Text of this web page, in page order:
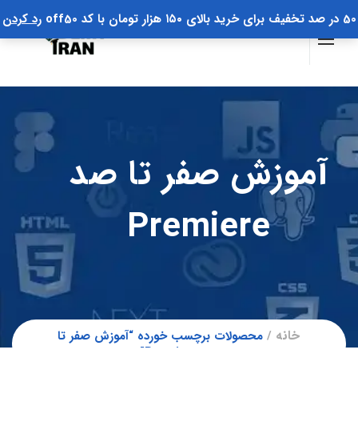
50 در صد تخفیف برای خرید بالای ۱۵۰ هزار تومان با کد off50 رد کردن
آموزش صفر تا صد
Premiere
خانه
محصولات برچسب خورده “آموزش صفر تا